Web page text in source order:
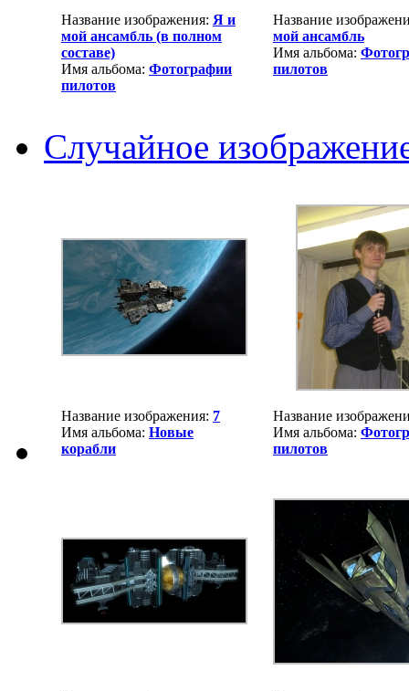
Название изображения: Я и
мой ансамбль (в полном
составе)
Имя альбома: Фотографии
пилотов
Название
мой ансамбль
Имя альбома:
пилотов
Случайное
Название изображения: 7
Имя альбома: Новые
корабли
Название
Имя альбома:
пилотов